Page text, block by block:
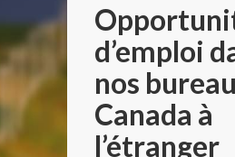
d’emploi
nos
Canada à
l’étranger